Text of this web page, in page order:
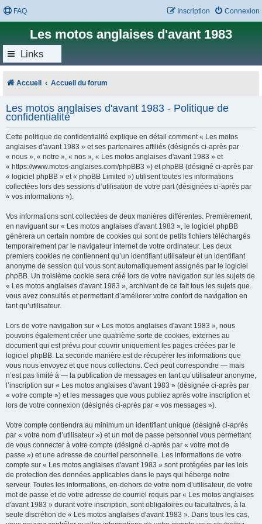
FAQ Connexion
Inscription
Les motos anglaises d'avant 1983
Links
Accueil Accueil du forum
Les motos anglaises d'avant 1983 - Politique de
confidentialité
Cette politique de confidentialité explique en détail comment « Les motos
anglaises d'avant 1983 » et ses partenaires affiliés (désignés ci-après par
« nous », « notre », « nos », « Les motos anglaises d'avant 1983 » et
« https://www.motos-anglaises.com/phpBB3 ») et phpBB (désigné ci-après par
« logiciel phpBB » et « phpBB Limited ») utilisent toutes les informations
collectées lors des sessions d’utilisation de votre part (désignées ci-après par
« vos informations »).
Vos informations sont collectées de deux manières différentes. Premièrement,
en naviguant sur « Les motos anglaises d'avant 1983 », le logiciel phpBB
génèrera un certain nombre de cookies qui sont de petits fichiers téléchargés
temporairement par le navigateur internet de votre ordinateur. Les deux
premiers cookies ne contiennent qu’un identifiant utilisateur et un identifiant
anonyme de session qui vous sont automatiquement assignés par le logiciel
phpBB. Un troisième cookie sera créé lors de votre navigation sur les sujets de
« Les motos anglaises d'avant 1983 », archivant de ce fait tous les sujets que
vous avez consultés et permettant d’améliorer votre confort de navigation en
tant qu’utilisateur.
Lors de votre navigation sur « Les motos anglaises d'avant 1983 », nous
pouvons également créer une quatrième sorte de cookies, externes au
document qui est prévu pour couvrir uniquement les pages créées par le
logiciel phpBB. La seconde manière est de récupérer les informations que
vous nous envoyez et que nous collectons. Ceci peut correspondre — mais
n’est pas limité à — la publication de messages en tant qu’utilisateur anonyme,
l’inscription sur « Les motos anglaises d'avant 1983 » (désignée ci-après par
« votre compte ») et les messages que vous publiez après votre inscription et
lors de votre connexion (désignés ci-après par « vos messages »).
Votre compte contiendra au minimum un identifiant unique (désigné ci-après
par « votre nom d’utilisateur ») et un mot de passe personnel vous permettant
de vous connecter à votre compte (désigné ci-après par « votre mot de
passe ») et une adresse de courriel personnelle. Les informations de votre
compte sur « Les motos anglaises d'avant 1983 » sont protégées par les lois
de protection des données applicables dans le pays qui héberge notre
serveur. Toutes les informations, en-dehors de votre nom d’utilisateur, de votre
mot de passe et de votre adresse de courriel requis par « Les motos anglaises
d'avant 1983 » durant votre inscription, sont obligatoires ou facultatives, à la
seule discrétion de « Les motos anglaises d'avant 1983 ». Dans tous les cas,